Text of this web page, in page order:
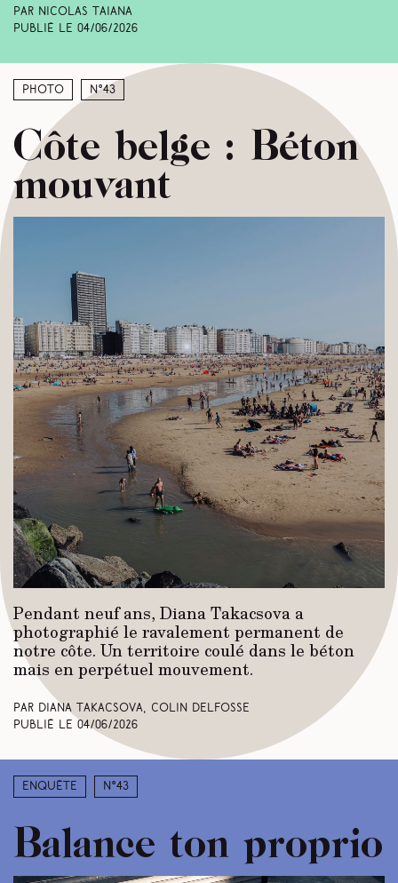
Par Nicolas Taiana
Publié le 04/06/2026
Photo N°43
Côte belge : Béton
mouvant
Pendant neuf ans, Diana Takacsova a
photographié le ravalement permanent de
notre côte. Un territoire coulé dans le béton
mais en perpétuel mouvement.
Par Diana Takacsova, Colin Delfosse
Publié le 04/06/2026
Enquête N°43
Balance ton proprio